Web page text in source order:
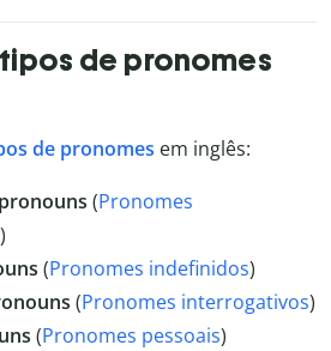
de pronomes
de pronomes em inglês:
(Pronomes
)
(Pronomes indefinidos)
(Pronomes interrogativos)
(Pronomes pessoais)